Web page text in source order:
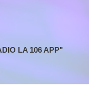
LA 106 APP"